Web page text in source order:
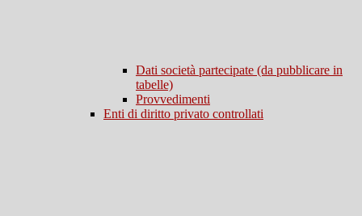
Dati società partecipate (da pubblicare in
tabelle)
Provvedimenti
Enti di diritto privato controllati